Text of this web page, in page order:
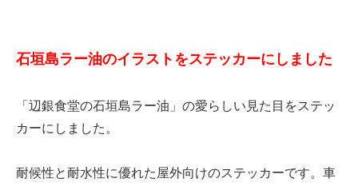
石垣島ラー油のイラストをステッカーにしました
「辺銀食堂の石垣島ラー油」の愛らしい見た目をステッ
カーにしました。
耐候性と耐水性に優れた屋外向けのステッカーです。車